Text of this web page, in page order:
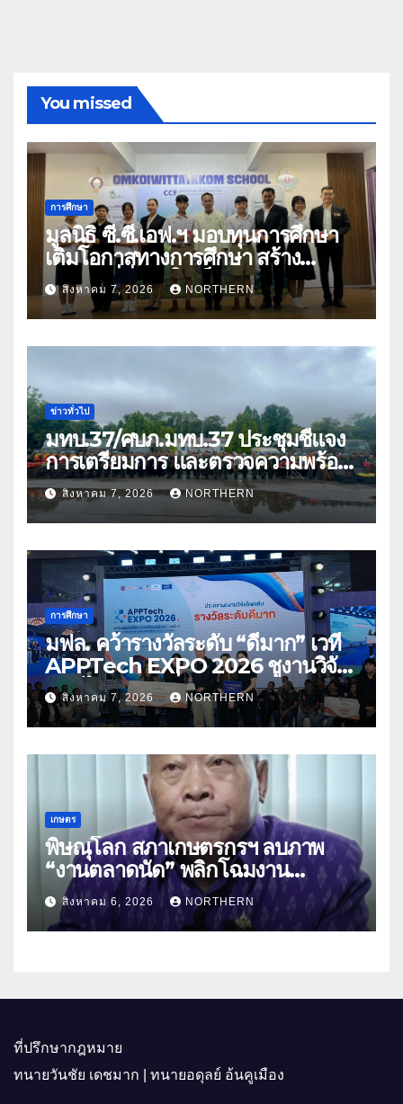
You missed
การศึกษา
มูลนิธิ ซี.ซี.เอฟ.ฯ มอบทุนการศึกษา
เติมโอกาสทางการศึกษา สร้าง
อนาคตที่มั่นคงให้เด็กและเยาวชน
ด้อยโอกาส
สิงหาคม 7, 2026 NORTHERN
ข่าวทั่วไป
มทบ.37/ศบภ.มทบ.37 ประชุมชี้แจง
การเตรียมการ และตรวจความพร้อม
ด้านการบรรเทาสาธารณภัย
สิงหาคม 7, 2026 NORTHERN
การศึกษา
มฟล. คว้ารางวัลระดับ “ดีมาก” เวที
APPTech EXPO 2026 ชูงานวิจัย
สมุนไพร ขับเคลื่อนนวัตกรรมสู่เชิง
พาณิชย์
สิงหาคม 7, 2026 NORTHERN
เกษตร
พิษณุโลก สภาเกษตรกรฯ ลบภาพ
“งานตลาดนัด” พลิกโฉมงาน
“เกษตรรุ่งเรืองเมืองสองแคว 69” มุ่ง
ประโยชน์เกษตรกร ดึงนวัตกรรม-จับ
คู่ธุรกิจดันสินค้าเกษตรสู่สากล (คลิป)
สิงหาคม 6, 2026 NORTHERN
ที่ปรึกษากฎหมาย
ทนายวันชัย เดชมาก | ทนายอดุลย์ อ้นคูเมือง